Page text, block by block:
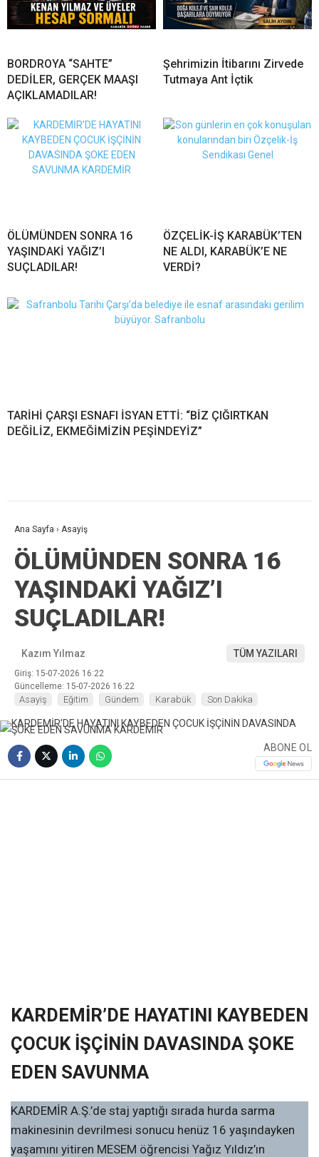
BORDROYA “SAHTE”
DEDİLER, GERÇEK MAAŞI
AÇIKLAMADILAR!
Şehrimizin İtibarını Zirvede
Tutmaya Ant İçtik
ÖLÜMÜNDEN SONRA 16
YAŞINDAKİ YAĞIZ’I
SUÇLADILAR!
ÖZÇELİK-İŞ KARABÜK’TEN
NE ALDI, KARABÜK’E NE
VERDİ?
TARİHİ ÇARŞI ESNAFI İSYAN ETTİ: “BİZ ÇIĞIRTKAN
DEĞİLİZ, EKMEĞİMİZİN PEŞİNDEYİZ”
Ana Sayfa › Asayiş
ÖLÜMÜNDEN SONRA 16
YAŞINDAKİ YAĞIZ’I
SUÇLADILAR!
Kazım Yılmaz TÜM YAZILARI
Giriş: 15-07-2026 16:22
Güncelleme: 15-07-2026 16:22
Asayiş Eğitim Gündem Karabük Son Dakika
ABONE OL
KARDEMİR’DE HAYATINI KAYBEDEN
ÇOCUK İŞÇİNİN DAVASINDA ŞOKE
EDEN SAVUNMA
KARDEMİR A.Ş.’de staj yaptığı sırada hurda sarma
makinesinin devrilmesi sonucu henüz 16 yaşındayken
yaşamını yitiren MESEM öğrencisi Yağız Yıldız’ın